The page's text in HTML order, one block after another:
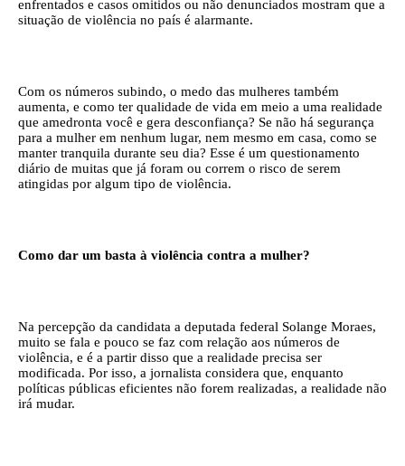
enfrentados e casos omitidos ou não denunciados mostram que a
situação de violência no país é alarmante.
Com os números subindo, o medo das mulheres também
aumenta, e como ter qualidade de vida em meio a uma realidade
que amedronta você e gera desconfiança? Se não há segurança
para a mulher em nenhum lugar, nem mesmo em casa, como se
manter tranquila durante seu dia? Esse é um questionamento
diário de muitas que já foram ou correm o risco de serem
atingidas por algum tipo de violência.
Como dar um basta à violência contra a mulher?
Na percepção da candidata a deputada federal Solange Moraes,
muito se fala e pouco se faz com relação aos números de
violência, e é a partir disso que a realidade precisa ser
modificada. Por isso, a jornalista considera que, enquanto
políticas públicas eficientes não forem realizadas, a realidade não
irá mudar.